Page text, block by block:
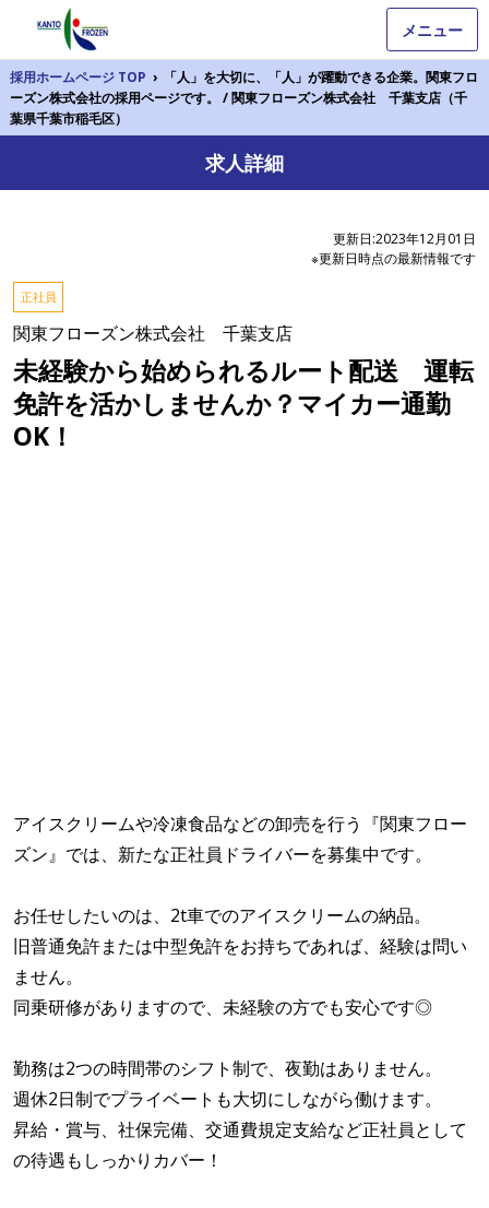
メニュー
採用ホームページ TOP ›
「人」を大切に、「人」が躍動できる企業。関東フロ
ーズン株式会社の採用ページです。 / 関東フローズン株式会社 千葉支店（千
葉県千葉市稲毛区）
求人詳細
更新日:2023年12月01日
※更新日時点の最新情報です
正社員
関東フローズン株式会社 千葉支店
未経験から始められるルート配送 運転
免許を活かしませんか？マイカー通勤
OK！
アイスクリームや冷凍食品などの卸売を行う『関東フロー
ズン』では、新たな正社員ドライバーを募集中です。
お任せしたいのは、2t車でのアイスクリームの納品。
旧普通免許または中型免許をお持ちであれば、経験は問い
ません。
同乗研修がありますので、未経験の方でも安心です◎
勤務は2つの時間帯のシフト制で、夜勤はありません。
週休2日制でプライベートも大切にしながら働けます。
昇給・賞与、社保完備、交通費規定支給など正社員として
の待遇もしっかりカバー！